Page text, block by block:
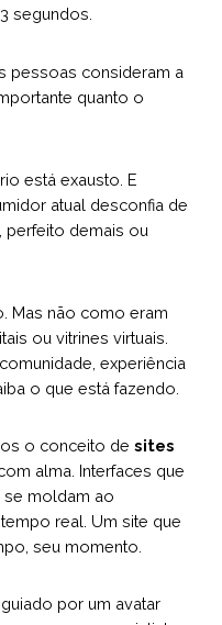
segundos.
pessoas consideram a
quanto o
está exausto. E
atual desconfia de
demais ou
Mas não como eram
ou vitrines virtuais.
experiência
o que está fazendo.
o conceito desites
alma. Interfaces que
se moldam ao
real. Um site que
seu momento.
por um avatar